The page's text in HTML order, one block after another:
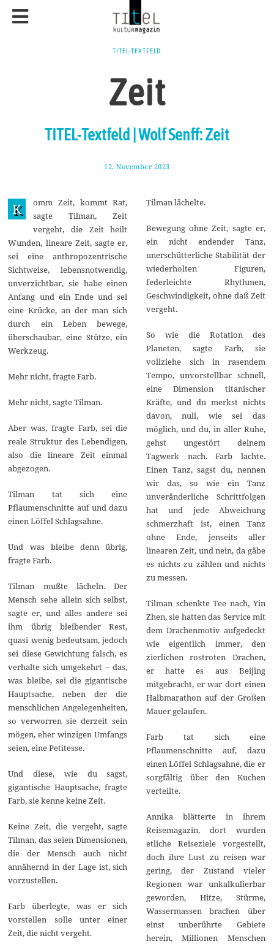
TITEL-TEXTFELD
Zeit
TITEL-Textfeld | Wolf Senff: Zeit
12. November 2023
o
m
b
r
2
2
3
K
omm Zeit, kommt Rat,
sagte Tilman, Zeit
vergeht, die Zeit heilt
Wunden, lineare Zeit, sagte er,
sei eine anthropozentrische
Sichtweise, lebensnotwendig,
unverzichtbar, sie habe einen
Anfang und ein Ende und sei
eine Krücke, an der man sich
durch ein Leben bewege,
überschaubar, eine Stütze, ein
Werkzeug.
Mehr nicht, fragte Farb.
Mehr nicht, sagte Tilman.
Aber was, fragte Farb, sei die
reale Struktur des Lebendigen,
also die lineare Zeit einmal
abgezogen.
Tilman tat sich eine
Pflaumenschnitte auf und dazu
einen Löffel Schlagsahne.
Und was bleibe denn übrig,
fragte Farb.
Tilman mußte lächeln. Der
Mensch sehe allein sich selbst,
sagte er, und alles andere sei
ihm übrig bleibender Rest,
quasi wenig bedeutsam, jedoch
sei diese Gewichtung falsch, es
verhalte sich umgekehrt – das,
was bleibe, sei die gigantische
Hauptsache, neben der die
menschlichen Angelegenheiten,
so verworren sie derzeit sein
mögen, eher winzigen Umfangs
seien, eine Petitesse.
Und diese, wie du sagst,
gigantische Hauptsache, fragte
Farb, sie kenne keine Zeit.
Keine Zeit, die vergeht, sagte
Tilman, das seien Dimensionen,
die der Mensch auch nicht
annähernd in der Lage ist, sich
vorzustellen.
Farb überlegte, was er sich
vorstellen solle unter einer
Zeit, die nicht vergeht.
Tilman lächelte.
Bewegung ohne Zeit, sagte er,
ein nicht endender Tanz,
unerschütterliche Stabilität der
wiederholten Figuren,
federleichte Rhythmen,
Geschwindigkeit, ohne daß Zeit
vergeht.
So wie die Rotation des
Planeten, sagte Farb, sie
vollziehe sich in rasendem
Tempo, unvorstellbar schnell,
eine Dimension titanischer
Kräfte, und du merkst nichts
davon, null, wie sei das
möglich, und du, in aller Ruhe,
gehst ungestört deinem
Tagwerk nach. Farb lachte.
Einen Tanz, sagst du, nennen
wir das, so wie ein Tanz
unveränderliche Schrittfolgen
hat und jede Abweichung
schmerzhaft ist, einen Tanz
ohne Ende, jenseits aller
linearen Zeit, und nein, da gäbe
es nichts zu zählen und nichts
zu messen.
Tilman schenkte Tee nach, Yin
Zhen, sie hatten das Service mit
dem Drachenmotiv aufgedeckt
wie eigentlich immer, den
zierlichen rostroten Drachen,
er hatte es aus Beijing
mitgebracht, er war dort einen
Halbmarathon auf der Großen
Mauer gelaufen.
Farb tat sich eine
Pflaumenschnitte auf, dazu
einen Löffel Schlagsahne, die er
sorgfältig über den Kuchen
verteilte.
Annika blätterte in ihrem
Reisemagazin, dort wurden
etliche Reiseziele vorgestellt,
doch ihre Lust zu reisen war
gering, der Zustand vieler
Regionen war unkalkulierbar
geworden, Hitze, Stürme,
Wassermassen brachen über
einst unberührte Gebiete
herein, Millionen Menschen